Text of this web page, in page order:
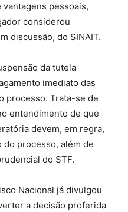
pessoais,
considerou
discussão, do SINAIT.
da tutela
imediato das
processo. Trata-se de
entendimento de que
devem, em regra,
processo, além de
do STF.
Nacional já divulgou
a decisão proferida